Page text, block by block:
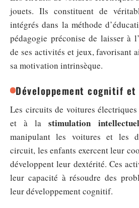
jouets. Ils constituent de
intégrés dans la méthode
pédagogie préconise de laisser à
de ses activités et jeux, favorisant
sa motivation intrinsèque.
Développement cognitif
Les circuits de voitures
et à lastimulation
manipulant les voitures et les
circuit, les enfants exercent leur
développent leur dextérité. Ces
leur capacité à résoudre des
leur développement cognitif.